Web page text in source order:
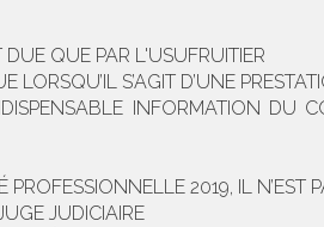
QUE PAR L'USUFRUITIER
S’AGIT D’UNE
INFORMATION DU
2019, IL N’EST
JUDICIAIRE